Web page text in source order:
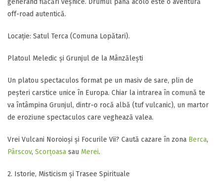
generând flăcări veșnice. Drumul până acolo este o aventură
off-road autentică.
​Locație: Satul Terca (Comuna Lopătari).
​Platoul Meledic și Grunjul de la Mânzălești
​Un platou spectaculos format pe un masiv de sare, plin de
peșteri carstice unice în Europa. Chiar la intrarea în comună te
va întâmpina Grunjul, dintr-o rocă albă (tuf vulcanic), un martor
de eroziune spectaculos care veghează valea.
​Vrei Vulcani Noroioși și Focurile Vii? Caută cazare în zona Berca,
Pârscov, Scorțoasa sau Merei.
2. Istorie, Misticism și Trasee Spirituale